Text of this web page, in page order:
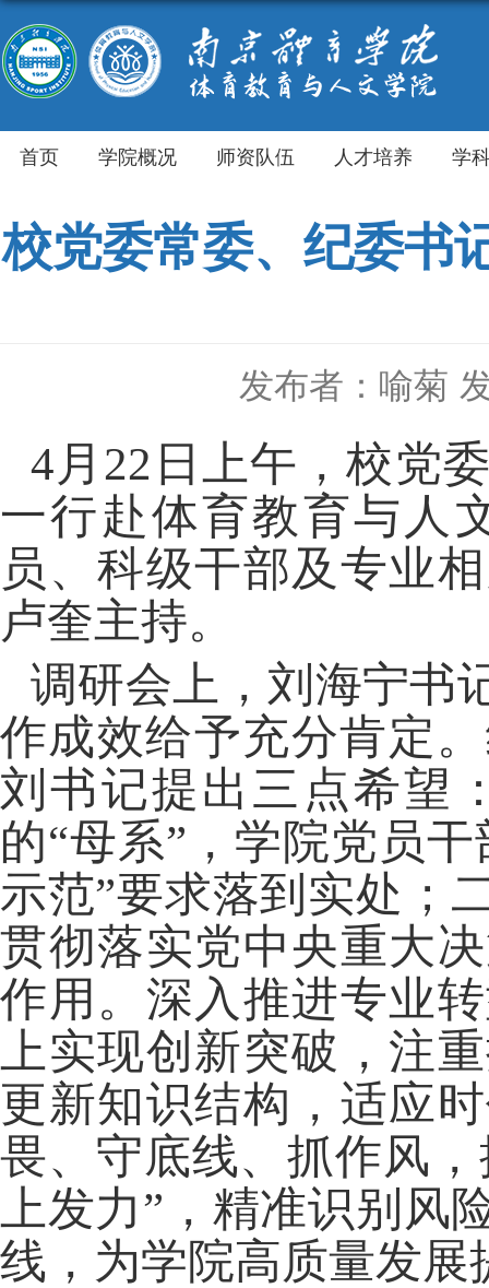
首页 学院概况 师资队伍 人才培养 学
校党委常委、纪委书
发布者：喻菊
4月22日上午，校党
一行赴体育教育与人
员、科级干部及专业
卢奎主持。
调研会上，刘海宁书
作成效给予充分肯定
刘书记提出三点希望
的“母系”，学院党员
示范”要求落到实处；
贯彻落实党中央重大
作用。深入推进专业
上实现创新突破，注
更新知识结构，适应
畏、守底线、抓作风
上发力”，精准识别
线，为学院高质量发展